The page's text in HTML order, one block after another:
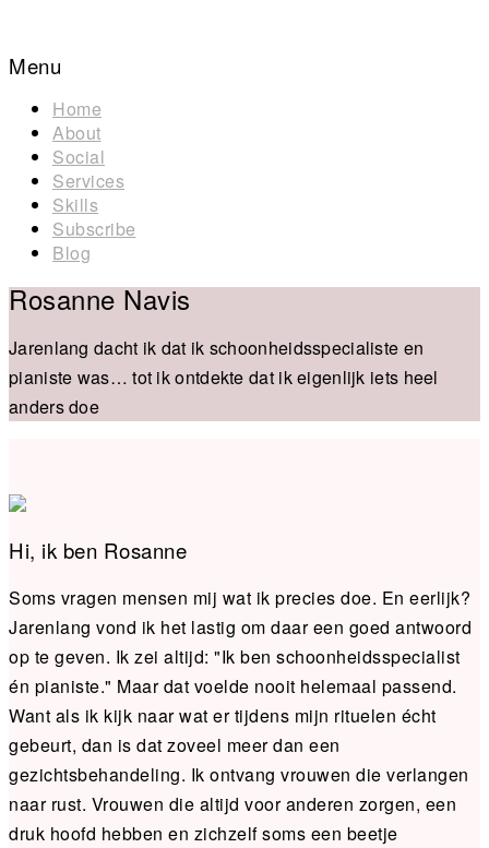
Menu
Home
About
Social
Services
Skills
Subscribe
Blog
Rosanne Navis
Jarenlang dacht ik dat ik schoonheidsspecialiste en
pianiste was… tot ik ontdekte dat ik eigenlijk iets heel
anders doe
Hi, ik ben Rosanne
Soms vragen mensen mij wat ik precies doe. En eerlijk?
Jarenlang vond ik het lastig om daar een goed antwoord
op te geven. Ik zei altijd: "Ik ben schoonheidsspecialist
én pianiste." Maar dat voelde nooit helemaal passend.
Want als ik kijk naar wat er tijdens mijn rituelen écht
gebeurt, dan is dat zoveel meer dan een
gezichtsbehandeling. Ik ontvang vrouwen die verlangen
naar rust. Vrouwen die altijd voor anderen zorgen, een
druk hoofd hebben en zichzelf soms een beetje